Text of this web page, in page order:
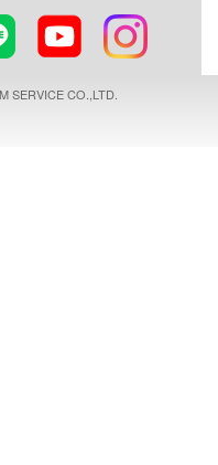
SERVICE CO.,LTD.